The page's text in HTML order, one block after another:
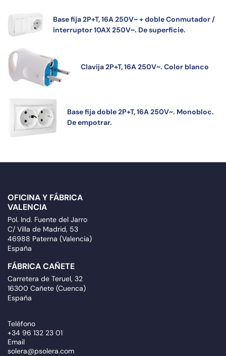
Base fija 2P+T, 16A 250V~ + doble Conmutador /
interruptor 10AX 250V~. De superficie.
Clavija 2P+T, 16A 250V~. Color blanco
Base fija doble 2P+T, 16A 250V~. Monobloc.
De empotrar.
OFICINA Y FÁBRICA
VALENCIA
Pol. Ind. Fuente del Jarro
C/ Villa de Madrid, 53
46988 Paterna (Valencia)
España
FÁBRICA CAÑETE
Carretera de Teruel, 32
16300 Cañete (Cuenca)
España
Teléfono
+34 96 132 23 01
Email
solera@psolera.com